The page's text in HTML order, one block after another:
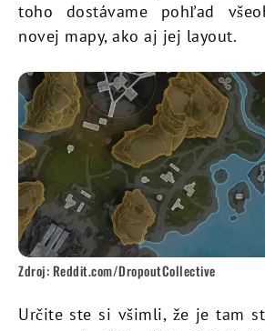
toho dostávame pohľad
novej mapy, ako aj jej layout.
Zdroj: Reddit.com/DropoutCollective
Určite ste si všimli, že je tam